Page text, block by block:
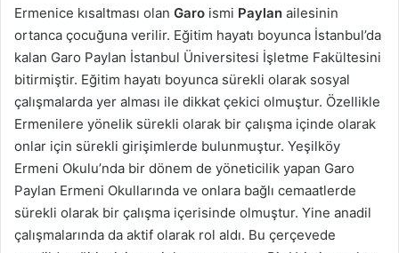
Ermenice kısaltması olan Garo ismi Paylan ailesinin
ortanca çocuğuna verilir. Eğitim hayatı boyunca İstanbul’da
kalan Garo Paylan İstanbul Üniversitesi İşletme Fakültesini
bitirmiştir. Eğitim hayatı boyunca sürekli olarak sosyal
çalışmalarda yer alması ile dikkat çekici olmuştur. Özellikle
Ermenilere yönelik sürekli olarak bir çalışma içinde olarak
onlar için sürekli girişimlerde bulunmuştur. Yeşilköy
Ermeni Okulu’nda bir dönem de yöneticilik yapan Garo
Paylan Ermeni Okullarında ve onlara bağlı cemaatlerde
sürekli olarak bir çalışma içerisinde olmuştur. Yine anadil
çalışmalarında da aktif olarak rol aldı. Bu çerçevede